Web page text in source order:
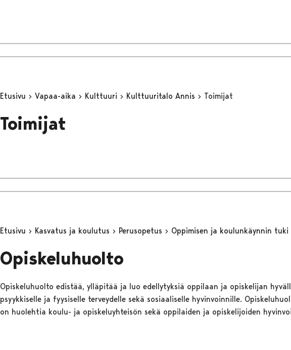
Etusivu Vapaa-aika Kulttuuri Kulttuuritalo Annis Toimijat
Toimijat
Etusivu Kasvatus ja koulutus Perusopetus Oppimisen ja koulunkäynnin tuki
Opiskeluhuolto
Opiskeluhuolto edistää, ylläpitää ja luo edellytyksiä oppilaan ja opiskelijan
psyykkiselle ja fyysiselle terveydelle sekä sosiaaliselle hyvinvoinnille.
on huolehtia koulu- ja opiskeluyhteisön sekä oppilaiden ja opiskelijoiden